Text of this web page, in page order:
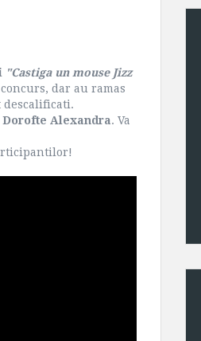
"Castiga un mouse Jizz
dar au ramas
descalificati.
Dorofte Alexandra. Va